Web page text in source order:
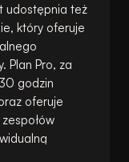
udostępnia też
który oferuje
Plan Pro, za
godzin
oferuje